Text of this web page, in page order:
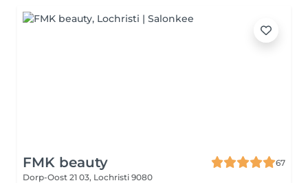
FMK beauty
67
Dorp-Oost 21 03, Lochristi 9080